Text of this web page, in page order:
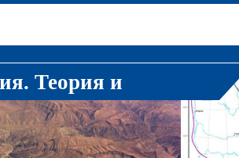
Теория и